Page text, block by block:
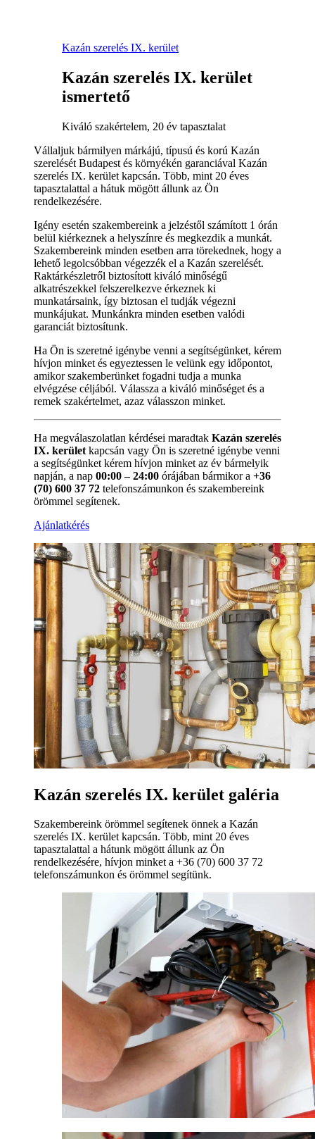
Kazán szerelés IX. kerület
Kazán szerelés IX. kerület
ismertető
Kiváló szakértelem, 20 év tapasztalat
Vállaljuk bármilyen márkájú, típusú és korú Kazán
szerelését Budapest és környékén garanciával Kazán
szerelés IX. kerület kapcsán. Több, mint 20 éves
tapasztalattal a hátuk mögött állunk az Ön
rendelkezésére.
Igény esetén szakembereink a jelzéstől számított 1 órán
belül kiérkeznek a helyszínre és megkezdik a munkát.
Szakembereink minden esetben arra törekednek, hogy a
lehető legolcsóbban végezzék el a Kazán szerelését.
Raktárkészletről biztosított kiváló minőségű
alkatrészekkel felszerelkezve érkeznek ki
munkatársaink, így biztosan el tudják végezni
munkájukat. Munkánkra minden esetben valódi
garanciát biztosítunk.
Ha Ön is szeretné igénybe venni a segítségünket, kérem
hívjon minket és egyeztessen le velünk egy időpontot,
amikor szakemberünket fogadni tudja a munka
elvégzése céljából. Válassza a kiváló minőséget és a
remek szakértelmet, azaz válasszon minket.
Ha megválaszolatlan kérdései maradtak Kazán szerelés
IX. kerület kapcsán vagy Ön is szeretné igénybe venni
a segítségünket kérem hívjon minket az év bármelyik
napján, a nap 00:00 – 24:00 órájában bármikor a +36
(70) 600 37 72 telefonszámunkon és szakembereink
örömmel segítenek.
Ajánlatkérés
Kazán szerelés IX. kerület galéria
Szakembereink örömmel segítenek önnek a Kazán
szerelés IX. kerület kapcsán. Több, mint 20 éves
tapasztalattal a hátunk mögött állunk az Ön
rendelkezésére, hívjon minket a +36 (70) 600 37 72
telefonszámunkon és örömmel segítünk.